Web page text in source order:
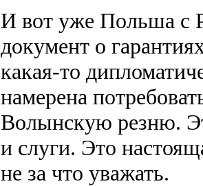
И вот уже Польша с
документ о
какая-то
намерена
Волынскую резню.
и слуги. Это
не за что уважать.